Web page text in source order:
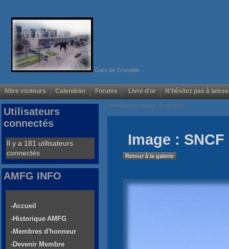
Gare de Grenoble
Nbre visiteurs Calendrier Forums Livre d'or N'hésitez pas à
Voir/Cacher menus de gauche
Image :
Retour à la galerie
Utilisateurs
connectés
Il y a 181 utilisateurs
connectés
AMFG INFO
-Accueil
-Historique AMFG
-Membres d'honneur
-Devenir Membre